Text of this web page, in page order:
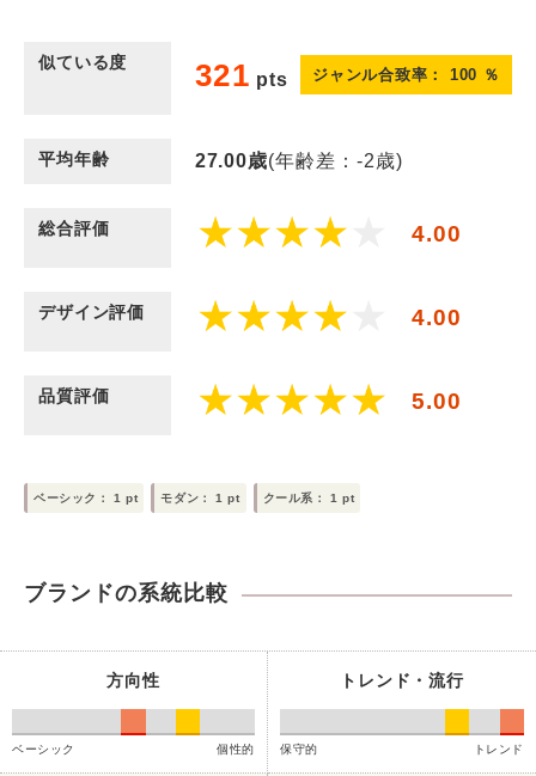
似ている度 321 pts ジャンル合致率： 100 ％
平均年齢 27.00歳(年齢差：-2歳)
総合評価 4.00
デザイン評価 4.00
品質評価 5.00
ベーシック：1pt モダン：1pt クール系：1pt
ブランドの系統比較
方向性
ベーシック 個性的
トレンド・流行
保守的 トレンド